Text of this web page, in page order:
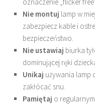
Nie montuj lamp w
zabezpiecz kable i
bezpieczeństwo.
Nie ustawiaj biurka
dominującej ręki
Unikaj używania lamp
zakłócać snu.
Pamiętaj o